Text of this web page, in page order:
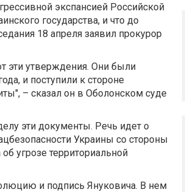
экспансией Российской
государства, и что до
18 апреля заявил прокурор
эти утверждения. Они были
и поступили к стороне
– сказал он в Оболонском суде
эти документы. Речь идет о
Украины со стороны
угрозе территориальной
и подпись Януковича. В нем